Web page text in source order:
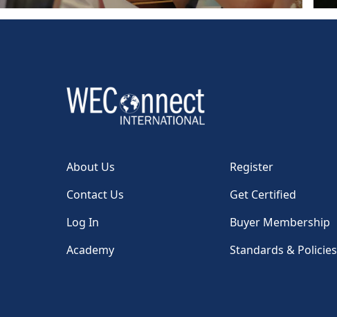
About Us Register
Contact Us
Get Certified
Log In
Buyer Membership
Academy
Standards & Policies